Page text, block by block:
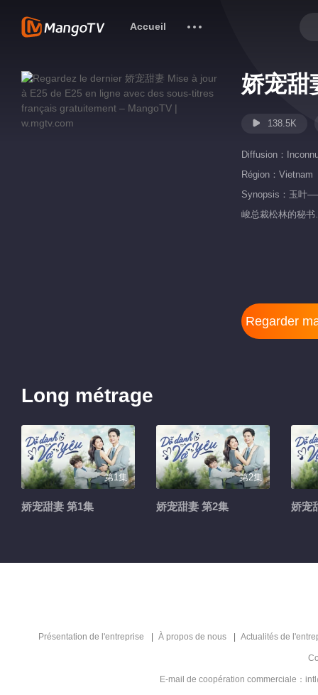
Accueil
娇宠甜
138.5K
Diffusion：
Région： Vietnam
Synopsis：玉叶
峻总裁松林的秘
Regarder
Long métrage
第1集
娇宠甜妻 第1集
第2集
娇宠甜妻 第2集 娇宠
Présentation de l'entreprise À propos de nous Actualités de
E-mail de coopération commerciale：